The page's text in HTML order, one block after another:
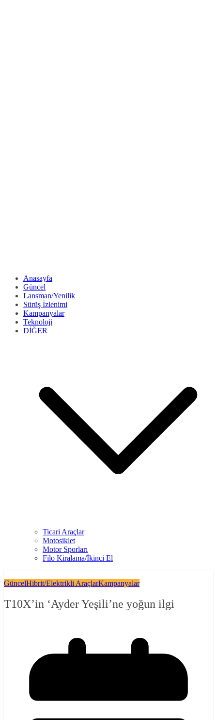
Anasayfa
Güncel
Lansman/Yenilik
Sürüş İzlenimi
Kampanyalar
Teknoloji
DİĞER
Ticari Araçlar
Motosiklet
Motor Sporları
Filo Kiralama/İkinci El
GüncelHibrit/Elektrikli AraçlarKampanyalar
T10X’in ‘Ayder Yeşili’ne yoğun ilgi